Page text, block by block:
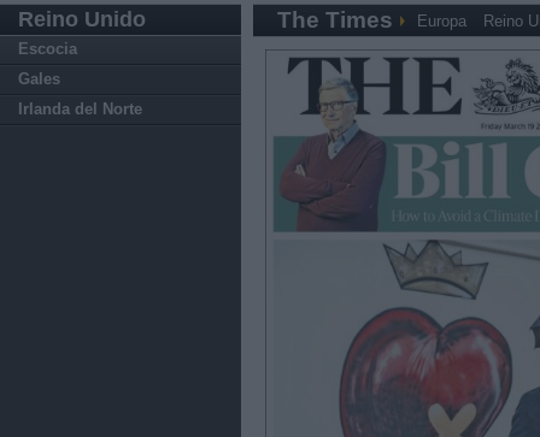
Reino Unido
Escocia
Gales
Irlanda del Norte
The Times Europa Reino